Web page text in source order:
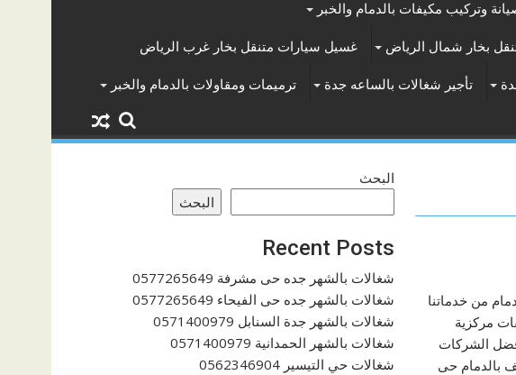
وتركيب مكيفات بالدمام والخبر
بخار شمال الرياض غسيل سيارات متنقل بخار غرب الرياض
تأجير شغالات بالساعه جدة ترميمات ومقاولات بالدمام والخبر
من خدماتنا
مركزية
الشركات
بالدمام حى
البحث
البحث
Recent Posts
شغالات بالشهر جده حى مشرفة 0577265649
شغالات بالشهر جده حى الفيحاء 0577265649
شغالات بالشهر جدة السنابل 0571400979
شغالات بالشهر الحمدانية 0571400979
شغالات حي التيسير 0562346904